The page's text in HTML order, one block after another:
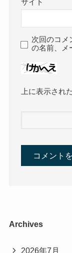
サイト
次回のコメ
の名前、メ
上に表示され
Archives
2026年7月